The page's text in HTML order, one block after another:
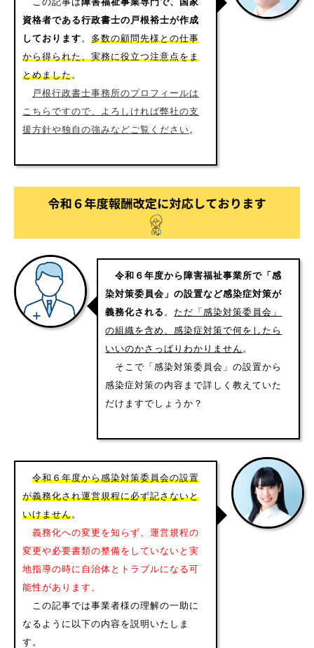
資格者である行政書士の戸根裕士が作成
しております。 多数の顧問先様との仕事
から得られた、実務に役立つ注意点をま
とめました。
戸根行政書士事務所のプロフィールは
こちらですので、よろしければ弊社の支
援方針や独自の強みなどご覧ください。
令和６年度から障害福祉事業所で「感
染対策委員会」の設置など感染症対策が
義務化される 。 ただ「感染対策委員会」
の組織を含め、感染症対策で何をしたら
いいのかさっぱりわかりません 。
そこで「感染対策委員会」の設置から
感染症対策の内容まで詳しく教えていた
だけますでしょうか？
令和６年度から感染対策委員会の設置
が義務化され運営規程に必ず記さないと
いけません。
義務化への変更を知らず、運営規程の
変更や必要書類の整備をしていないと実
地指導の時に自治体とトラブルになる可
能性があります。
この記事では事業者様の理解の一助に
なるように以下の内容を説明いたしま
す。